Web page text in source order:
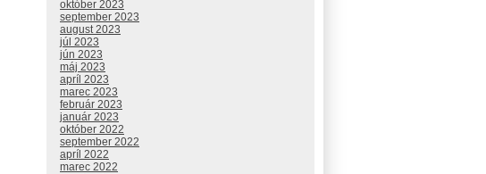
október 2023
september 2023
august 2023
júl 2023
jún 2023
máj 2023
apríl 2023
marec 2023
február 2023
január 2023
október 2022
september 2022
apríl 2022
marec 2022